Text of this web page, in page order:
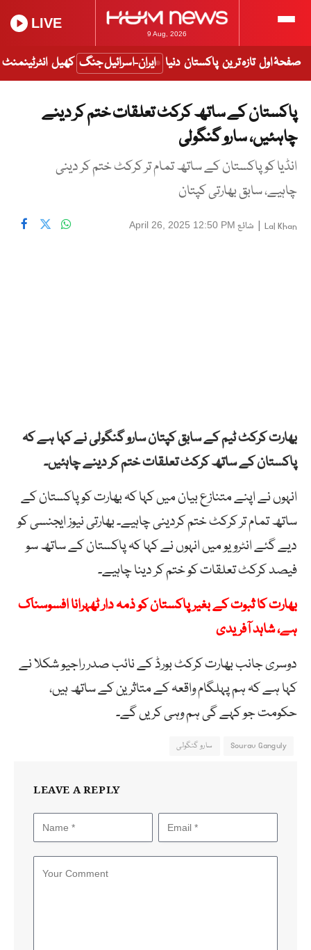
9 Aug, 2026
LIVE
صفحۂ اول تازہ ترین پاکستان دنیا ایران-اسرائیل جنگ کھیل انٹرٹینمنٹ
پاکستان کے ساتھ کرکٹ تعلقات ختم کر دینے
چاہئیں، سارو گنگولی
انڈیا کو پاکستان کے ساتھ تمام تر کرکٹ ختم کر دینی
چاہیے، سابق بھارتی کپتان
Lal Khan
| شائع April 26, 2025 12:50 PM
بھارت کرکٹ ٹیم کے سابق کپتان سارو گنگولی نے کہا ہے کہ
پاکستان کے ساتھ کرکٹ تعلقات ختم کر دینے چاہئیں۔
انہوں نے اپنے متنازع بیان میں کہا کہ بھارت کو پاکستان کے
ساتھ تمام تر کرکٹ ختم کردینی چاہیے۔ بھارتی نیوز ایجنسی کو
دیے گئے انٹرویو میں انہوں نے کہا کہ پاکستان کے ساتھ سو
فیصد کرکٹ تعلقات کو ختم کر دینا چاہیے۔
بھارت کا ثبوت کے بغیر پاکستان کو ذمہ دار ٹھہرانا افسوسناک
ہے، شاہد آفریدی
دوسری جانب بھارت کرکٹ بورڈ کے نائب صدر راجیو شکلا نے
کہا ہے کہ ہم پہلگام واقعہ کے متاثرین کے ساتھ ہیں،
حکومت جو کہے گی ہم وہی کریں گے۔
Sourav Ganguly سارو گنگولی
LEAVE A REPLY